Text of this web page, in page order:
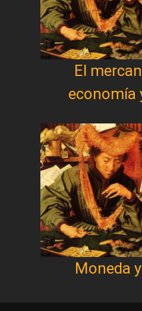
El
economía
Moneda